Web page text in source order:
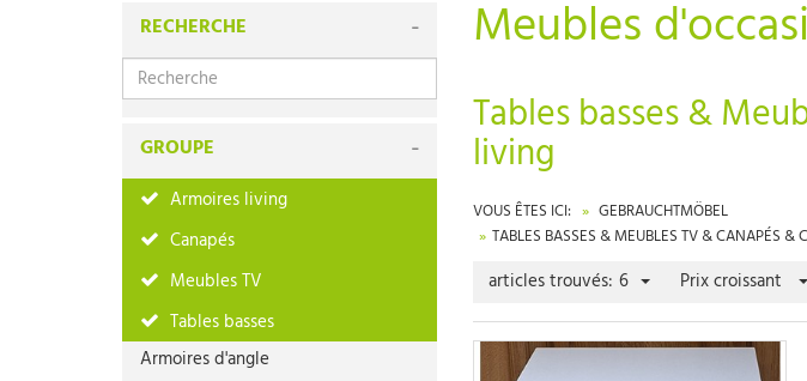
RECHERCHE
GROUPE
Armoires living
Canapés
Meubles TV
Tables basses
Armoires d'angle
Meubles
Tables basses&
living
VOUS ÊTES ICI:
GEBRAUCHTMÖBEL
TABLES BASSES & MEUBLES TV & CANAPÉS &
articles trouvés: 6 Prix croissant